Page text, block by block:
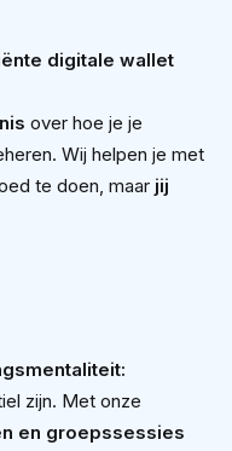
digitale wallet
over hoe je je
Wij helpen je met
te doen, maar jij
zijn. Met onze
en groepssessies